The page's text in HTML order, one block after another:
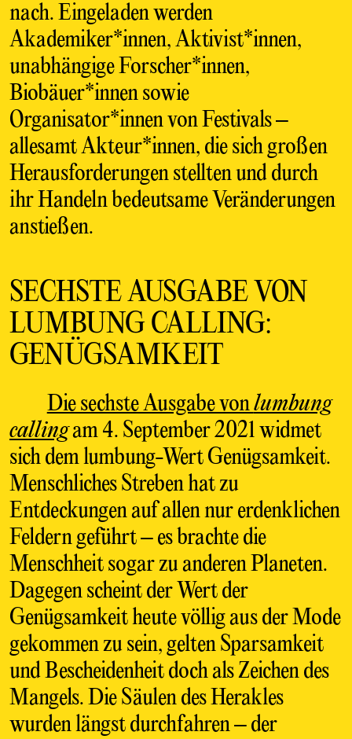
nach. Eingeladen werden
Akademiker*innen, Aktivist*innen,
unabhängige Forscher*innen,
Biobäuer*innen sowie
Organisator*innen von Festivals –
allesamt Akteur*innen, die sich großen
Herausforderungen stellten und durch
ihr Handeln bedeutsame Veränderungen
anstießen.
SECHSTE AUSGABE VON
LUMBUNG CALLING:
GENÜGSAMKEIT
Die sechste Ausgabe vonlumbung
callingam 4. September 2021 widmet
sich dem lumbung-Wert Genügsamkeit.
Menschliches Streben hat zu
Entdeckungen auf allen nur erdenklichen
Feldern geführt – es brachte die
Menschheit sogar zu anderen Planeten.
Dagegen scheint der Wert der
Genügsamkeit heute völlig aus der Mode
gekommen zu sein, gelten Sparsamkeit
und Bescheidenheit doch als Zeichen des
Mangels. Die Säulen des Herakles
wurden längst durchfahren – der